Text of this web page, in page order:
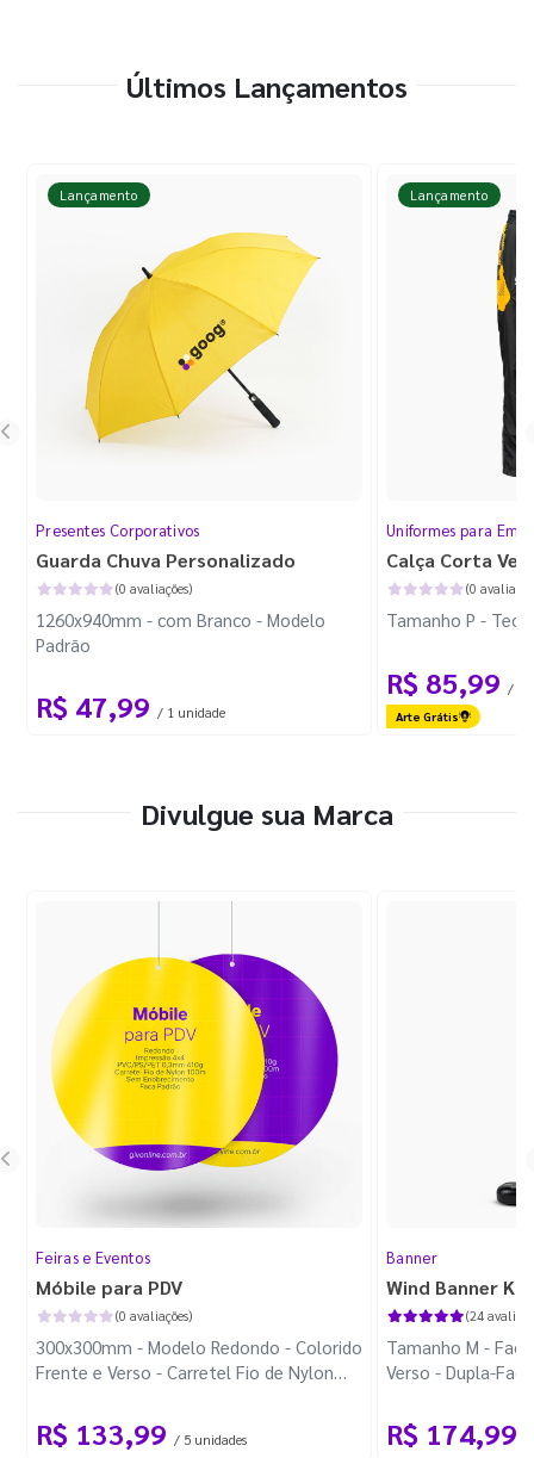
Últimos Lançamentos
Lançamento
Presentes Corporativos
Guarda Chuva Personalizado
(0 avaliações)
1260x940mm - com Branco - Modelo
Padrão
R$ 47,99 / 1 unidade
Lançamento
Uniformes para
Calça Corta
(0
Tamanho P -
R$ 85,99 / 1
Arte Grátis
Divulgue sua Marca
Feiras e Eventos
Móbile para PDV
(0 avaliações)
300x300mm - Modelo Redondo - Colorido
Frente e Verso - Carretel Fio de Nylon
R$ 133,99 / 5 unidades
Banner
Wind Banner
(24
Tamanho M -
Verso - Dupla-
R$ 174,99